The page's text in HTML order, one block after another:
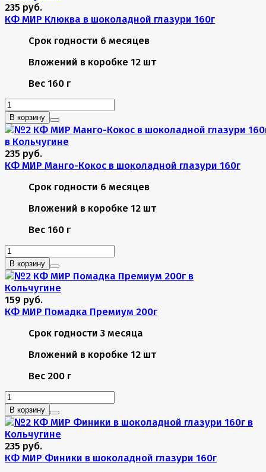
235 руб.
КФ МИР Клюква в шоколадной глазури 160г
Срок годности 6 месяцев
Вложений в коробке 12 шт
Вес 160 г
В корзину
235 руб.
КФ МИР Манго-Кокос в шоколадной глазури 160г
Срок годности 6 месяцев
Вложений в коробке 12 шт
Вес 160 г
В корзину
159 руб.
КФ МИР Помадка Премиум 200г
Срок годности 3 месяца
Вложений в коробке 12 шт
Вес 200 г
В корзину
235 руб.
КФ МИР Финики в шоколадной глазури 160г